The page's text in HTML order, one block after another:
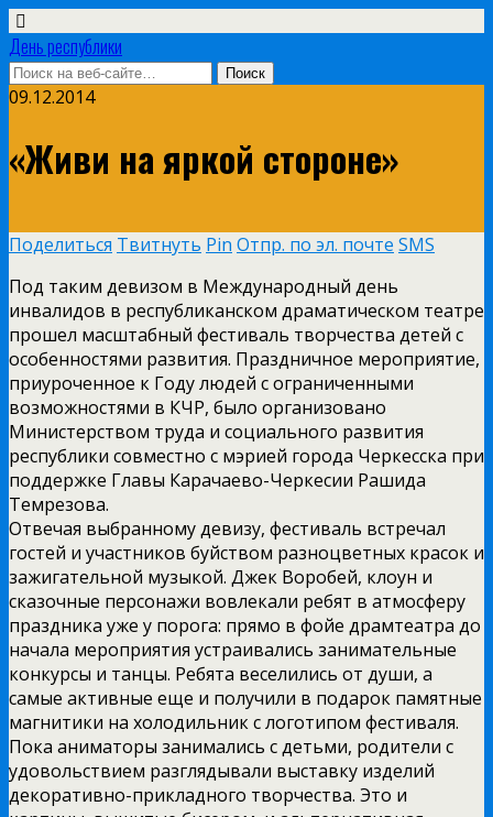
День республики
09.12.2014
«Живи на яркой стороне»
Поделиться Твитнуть Pin Отпр. по эл. почте SMS
Под таким девизом в Международный день
инвалидов в республиканском драматическом театре
прошел масштабный фестиваль творчества детей с
особенностями развития. Праздничное мероприятие,
приуроченное к Году людей с ограниченными
возможностями в КЧР, было организовано
Министерством труда и социального развития
республики совместно с мэрией города Черкесска при
поддержке Главы Карачаево-Черкесии Рашида
Темрезова.
Отвечая выбранному девизу, фестиваль встречал
гостей и участников буйством разноцветных красок и
зажигательной музыкой. Джек Воробей, клоун и
сказочные персонажи вовлекали ребят в атмосферу
праздника уже у порога: прямо в фойе драмтеатра до
начала мероприятия устраивались занимательные
конкурсы и танцы. Ребята веселились от души, а
самые активные еще и получили в подарок памятные
магнитики на холодильник с логотипом фестиваля.
Пока аниматоры занимались с детьми, родители с
удовольствием разглядывали выставку изделий
декоративно-прикладного творчества. Это и